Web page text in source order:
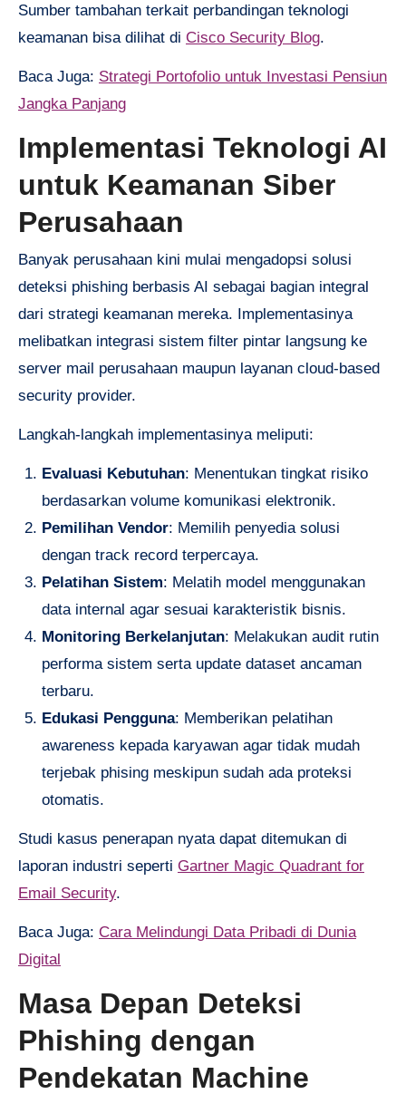
Sumber tambahan terkait perbandingan teknologi
keamanan bisa dilihat di Cisco Security Blog.
Baca Juga: Strategi Portofolio untuk Investasi Pensiun
Jangka Panjang
Implementasi Teknologi AI
untuk Keamanan Siber
Perusahaan
Banyak perusahaan kini mulai mengadopsi solusi
deteksi phishing berbasis AI sebagai bagian integral
dari strategi keamanan mereka. Implementasinya
melibatkan integrasi sistem filter pintar langsung ke
server mail perusahaan maupun layanan cloud-based
security provider.
Langkah-langkah implementasinya meliputi:
Evaluasi Kebutuhan: Menentukan tingkat risiko
berdasarkan volume komunikasi elektronik.
Pemilihan Vendor: Memilih penyedia solusi
dengan track record terpercaya.
Pelatihan Sistem: Melatih model menggunakan
data internal agar sesuai karakteristik bisnis.
Monitoring Berkelanjutan: Melakukan audit rutin
performa sistem serta update dataset ancaman
terbaru.
Edukasi Pengguna: Memberikan pelatihan
awareness kepada karyawan agar tidak mudah
terjebak phising meskipun sudah ada proteksi
otomatis.
Studi kasus penerapan nyata dapat ditemukan di
laporan industri seperti Gartner Magic Quadrant for
Email Security.
Baca Juga: Cara Melindungi Data Pribadi di Dunia
Digital
Masa Depan Deteksi
Phishing dengan
Pendekatan Machine